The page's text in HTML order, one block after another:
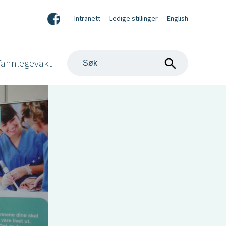
FacebookIntranett Ledige stillinger English